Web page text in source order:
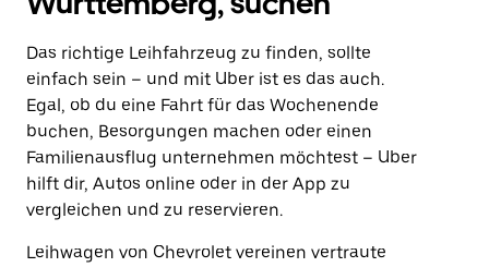
Das richtige Leihfahrzeug zu finden, sollte
einfach sein – und mit Uber ist es das auch.
Egal, ob du eine Fahrt für das Wochenende
buchen, Besorgungen machen oder einen
Familienausflug unternehmen möchtest – Uber
hilft dir, Autos online oder in der App zu
vergleichen und zu reservieren.
Leihwagen von Chevrolet vereinen vertraute